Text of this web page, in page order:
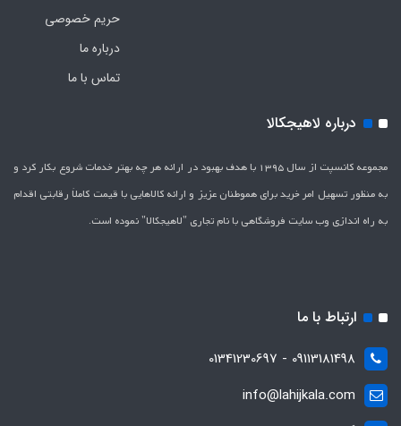
حریم خصوصی
درباره ما
تماس با ما
درباره لاهیجکالا
مجموعه کانسپت از سال 1395 با هدف بهبود در ارائه هر چه بهتر خدمات شروع بکار کرد و
به منظور تسهیل امر خرید برای هموطنان عزیز و ارائه کالاهایی با قیمت کاملاَ رقابتی اقدام
به راه اندازی وب سایت فروشگاهی با نام تجاری "لاهیج­کالا" نموده است.
ارتباط با ما
09113181498 - 01341230697
info@lahijkala.com